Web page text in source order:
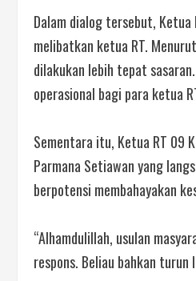
Dalam dialog tersebut, Ketua
melibatkan ketua RT.
dilakukan lebih tepat
operasional bagi para ketua
Sementara itu, Ketua RT 09
Parmana Setiawan yang
berpotensi membahayakan
“Alhamdulillah, usulan
respons. Beliau bahkan